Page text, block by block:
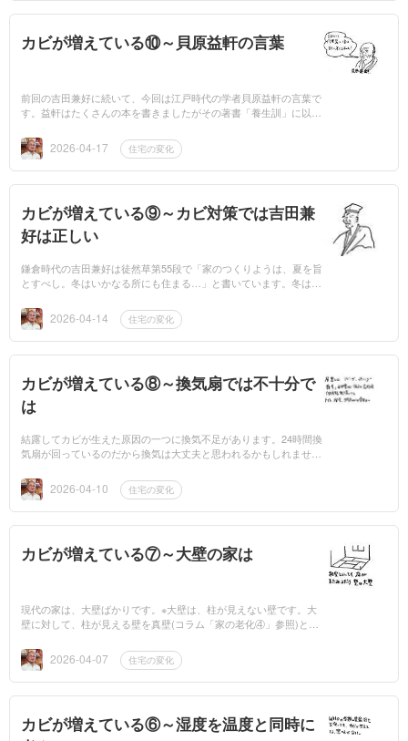
カビが増えている⑩～貝原益軒の言葉
前回の吉田兼好に続いて、今回は江戸時代の学者貝原益軒の言葉で
す。益軒はたくさんの本を書きましたがその著書「養生訓」に以下
を防ぐべし。風...
2026-04-17 住宅の変化
カビが増えている⑨～カビ対策では吉田兼
好は正しい
鎌倉時代の吉田兼好は徒然草第55段で「家のつくりようは、夏を旨
とすべし。冬はいかなる所にも住まる…」と書いています。冬は寒
及を進めるころか...
2026-04-14 住宅の変化
カビが増えている⑧～換気扇では不十分で
は
結露してカビが生えた原因の一つに換気不足があります。24時間換
気扇が回っているのだから換気は大丈夫と思われるかもしれません
を入れ換えると...
2026-04-10 住宅の変化
カビが増えている⑦～大壁の家は
現代の家は、大壁ばかりです。※大壁は、柱が見えない壁です。大
壁に対して、柱が見える壁を真壁(コラム「家の老化④」参照)と言
思います。柱は空...
2026-04-07 住宅の変化
カビが増えている⑥～湿度を温度と同時に